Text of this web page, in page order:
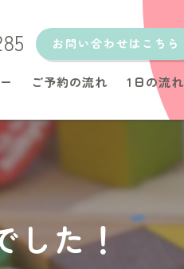
お問い合わせはこちら
ご予約の流れ 1日の流れ
した！